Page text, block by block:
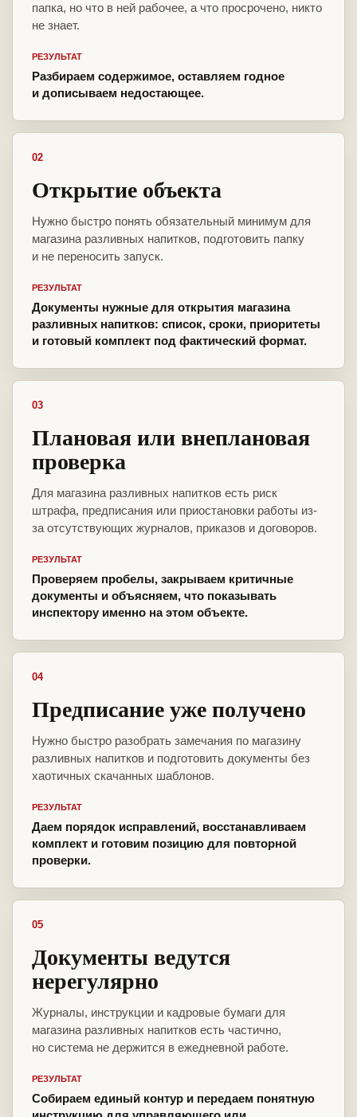
папка, но что в ней рабочее, а что просрочено, никто
не знает.
РЕЗУЛЬТАТ
Разбираем содержимое, оставляем годное
и дописываем недостающее.
02
Открытие объекта
Нужно быстро понять обязательный минимум для
магазина разливных напитков, подготовить папку
и не переносить запуск.
РЕЗУЛЬТАТ
Документы нужные для открытия магазина
разливных напитков: список, сроки, приоритеты
и готовый комплект под фактический формат.
03
Плановая или внеплановая
проверка
Для магазина разливных напитков есть риск
штрафа, предписания или приостановки работы из-
за отсутствующих журналов, приказов и договоров.
РЕЗУЛЬТАТ
Проверяем пробелы, закрываем критичные
документы и объясняем, что показывать
инспектору именно на этом объекте.
04
Предписание уже получено
Нужно быстро разобрать замечания по магазину
разливных напитков и подготовить документы без
хаотичных скачанных шаблонов.
РЕЗУЛЬТАТ
Даем порядок исправлений, восстанавливаем
комплект и готовим позицию для повторной
проверки.
05
Документы ведутся
нерегулярно
Журналы, инструкции и кадровые бумаги для
магазина разливных напитков есть частично,
но система не держится в ежедневной работе.
РЕЗУЛЬТАТ
Собираем единый контур и передаем понятную